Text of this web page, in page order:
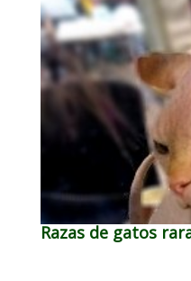
Razas de gatos